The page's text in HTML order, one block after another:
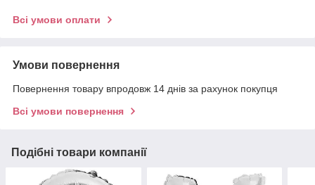
Всі умови оплати
Умови повернення
Повернення товару впродовж 14 днів за рахунок покупця
Всі умови повернення
Подібні товари компанії